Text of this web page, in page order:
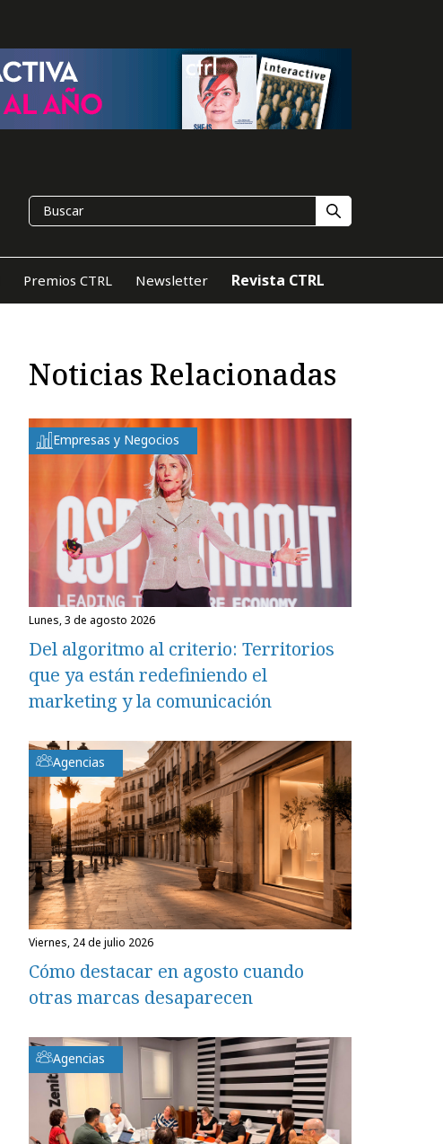
Premios CTRL Newsletter Revista CTRL
Noticias Relacionadas
Empresas y Negocios
lunes, 3 de agosto 2026
Del algoritmo al criterio: Territorios
que ya están redefiniendo el
marketing y la comunicación
Agencias
viernes, 24 de julio 2026
Cómo destacar en agosto cuando
otras marcas desaparecen
Agencias